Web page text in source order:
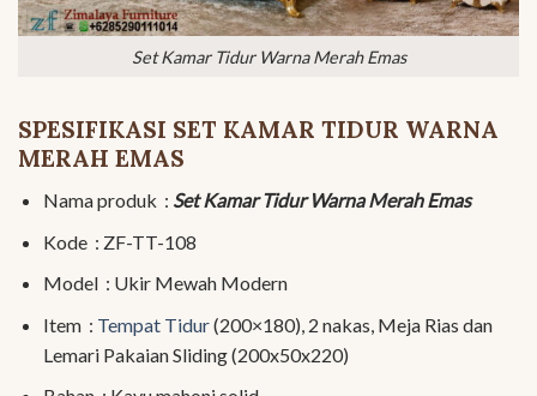
Set Kamar Tidur Warna Merah Emas
SPESIFIKASI SET KAMAR TIDUR WARNA
MERAH EMAS
Nama produk : Set Kamar Tidur Warna Merah Emas
Kode : ZF-TT-108
Model : Ukir Mewah Modern
Item : Tempat Tidur(200×180), 2 nakas, Meja Rias dan
Lemari Pakaian Sliding (200x50x220)